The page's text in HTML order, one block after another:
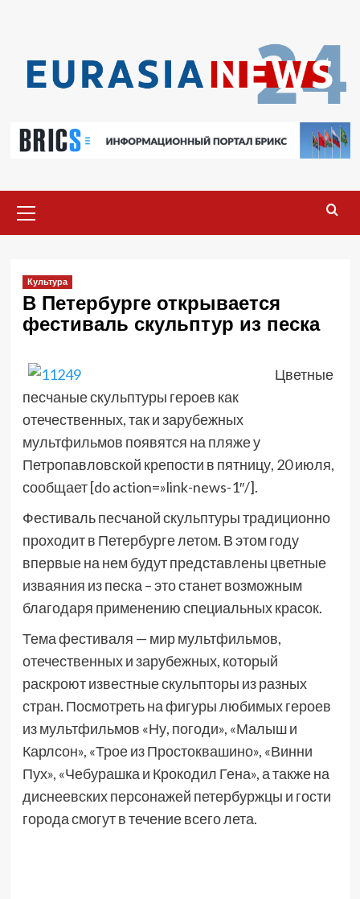
меню
Культура
В Петербурге открывается
фестиваль скульптур из песка
Цветные
песчаные скульптуры героев как
отечественных, так и зарубежных
мультфильмов появятся на пляже у
Петропавловской крепости в пятницу, 20 июля,
сообщает [do action=»link-news-1″/].
Фестиваль песчаной скульптуры традиционно
проходит в Петербурге летом. В этом году
впервые на нем будут представлены цветные
изваяния из песка – это станет возможным
благодаря применению специальных красок.
Тема фестиваля — мир мультфильмов,
отечественных и зарубежных, который
раскроют известные скульпторы из разных
стран. Посмотреть на фигуры любимых героев
из мультфильмов «Ну, погоди», «Малыш и
Карлсон», «Трое из Простоквашино», «Винни
Пух», «Чебурашка и Крокодил Гена», а также на
диснеевских персонажей петербуржцы и гости
города смогут в течение всего лета.